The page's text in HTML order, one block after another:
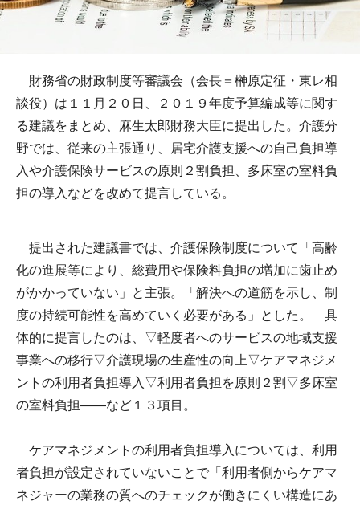
財務省の財政制度等審議会（会長＝榊原定征・東レ相
談役）は１１月２０日、２０１９年度予算編成等に関す
る建議をまとめ、麻生太郎財務大臣に提出した。介護分
野では、従来の主張通り、居宅介護支援への自己負担導
入や介護保険サービスの原則２割負担、多床室の室料負
担の導入などを改めて提言している。
提出された建議書では、介護保険制度について「高齢
化の進展等により、総費用や保険料負担の増加に歯止め
がかかっていない」と主張。「解決への道筋を示し、制
度の持続可能性を高めていく必要がある」とした。 具
体的に提言したのは、▽軽度者へのサービスの地域支援
事業への移行▽介護現場の生産性の向上▽ケアマネジメ
ントの利用者負担導入▽利用者負担を原則２割▽多床室
の室料負担――など１３項目。
ケアマネジメントの利用者負担導入については、利用
者負担が設定されていないことで「利用者側からケアマ
ネジャーの業務の質へのチェックが働きにくい構造にあ